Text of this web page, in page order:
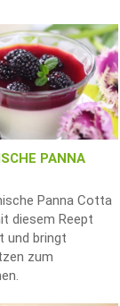
PANNA
Panna Cotta
diesem Reept
und bringt
zum